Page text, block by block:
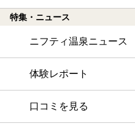
特集・ニュース
ニフティ温泉ニュース
体験レポート
口コミを見る